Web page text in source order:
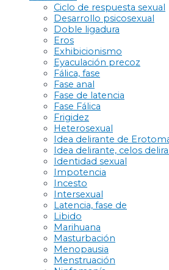
Ciclo de respuesta sexual
Desarrollo psicosexual
Doble ligadura
Eros
Exhibicionismo
Eyaculación precoz
Fálica, fase
Fase anal
Fase de latencia
Fase Fálica
Frigidez
Heterosexual
Idea delirante de
Idea delirante, celos
Identidad sexual
Impotencia
Incesto
Intersexual
Latencia, fase de
Libido
Marihuana
Masturbación
Menopausia
Menstruación